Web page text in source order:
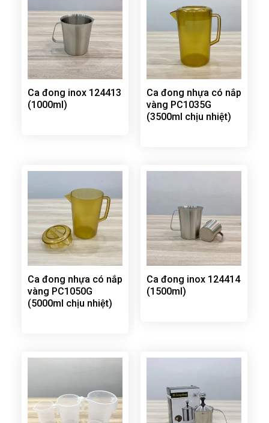
Ca đong inox 124413
(1000ml)
Ca đong nhựa có nắp
vàng PC1035G
(3500ml chịu nhiệt)
Ca đong nhựa có nắp
vàng PC1050G
(5000ml chịu nhiệt)
Ca đong inox 124414
(1500ml)